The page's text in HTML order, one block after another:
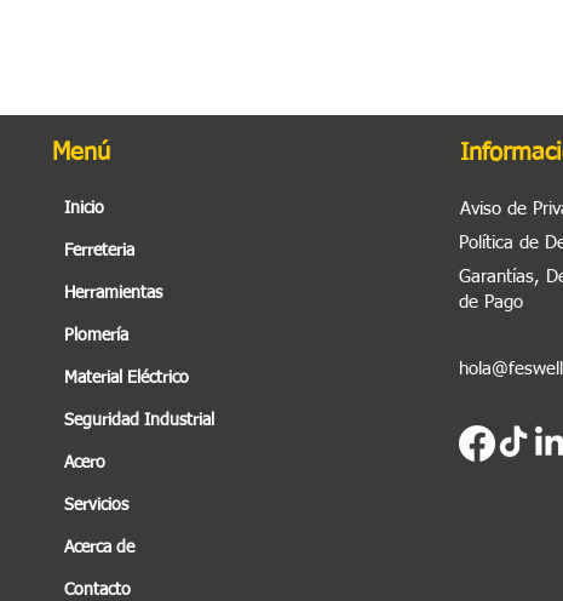
Menú
Inicio
Ferreteria
Herramientas
Plomería
Material Eléctrico
Seguridad Industrial
Acero
Servicios
Acerca de
Contacto
Aviso de
Política de
Garantías,
de Pago